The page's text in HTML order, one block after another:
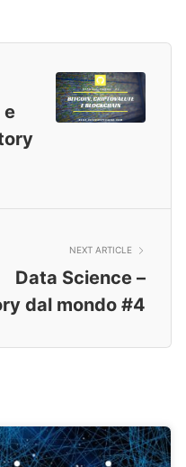
e
NEXT ARTICLE
Data Science –
dal mondo #4